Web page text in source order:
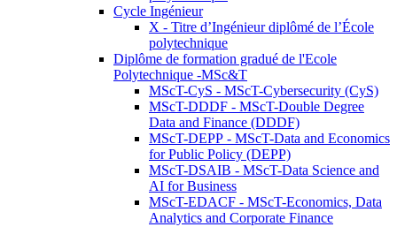
Cycle Ingénieur
X - Titre d’Ingénieur diplômé de l’École
polytechnique
Diplôme de formation gradué de l'Ecole
Polytechnique -MSc&T
MScT-CyS - MScT-Cybersecurity (CyS)
MScT-DDDF - MScT-Double Degree
Data and Finance (DDDF)
MScT-DEPP - MScT-Data and Economics
for Public Policy (DEPP)
MScT-DSAIB - MScT-Data Science and
AI for Business
MScT-EDACF - MScT-Economics, Data
Analytics and Corporate Finance